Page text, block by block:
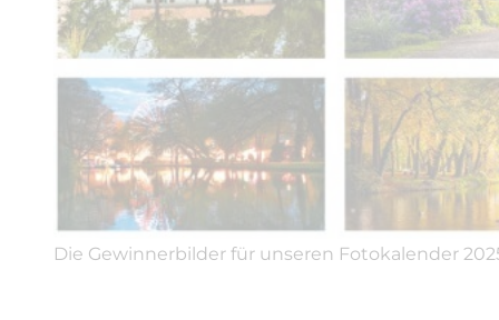
Die Gewinnerbilder für unseren Fotokalender